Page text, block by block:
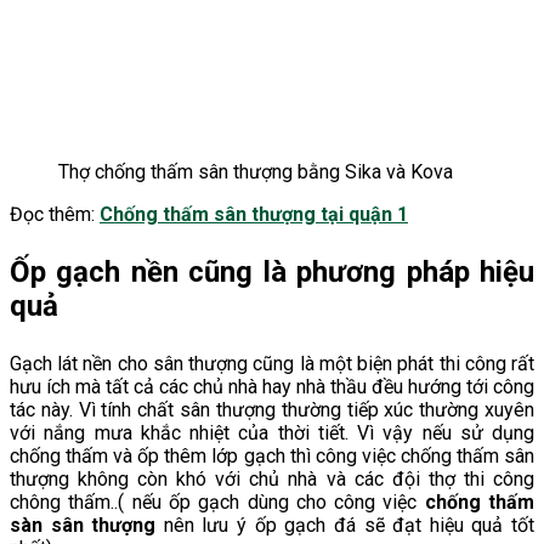
Thợ chống thấm sân thượng bằng Sika và Kova
Đọc thêm: Chống thấm sân thượng tại quận 1
Ốp gạch nền cũng là phương pháp hiệu
quả
Gạch lát nền cho sân thượng cũng là một biện phát thi công rất
hưu ích mà tất cả các chủ nhà hay nhà thầu đều hướng tới công
tác này. Vì tính chất sân thượng thường tiếp xúc thường xuyên
với nắng mưa khắc nhiệt của thời tiết. Vì vậy nếu sử dụng
chống thấm và ốp thêm lớp gạch thì công việc chống thấm sân
thượng không còn khó với chủ nhà và các đội thợ thi công
chông thấm..( nếu ốp gạch dùng cho công việc chống thấm
sàn sân thượng nên lưu ý ốp gạch đá sẽ đạt hiệu quả tốt